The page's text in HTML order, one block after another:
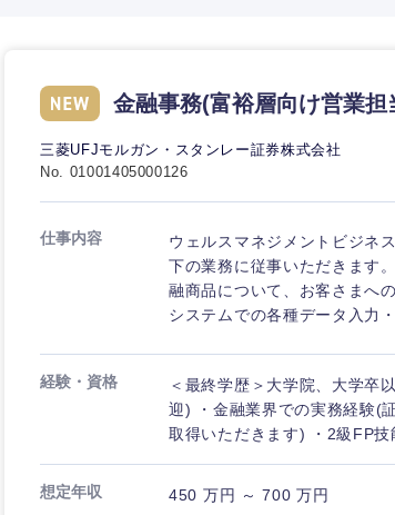
サービス
コンサルタント
事業管理
新規事業企
政策渉外
その他企
サービス
コンサルタント
自動車・機械・船舶
電気・電子・半導体
素材・化学・金属
メディカル・ヘルスケア・ライフサイエンス
倉庫・運輸・物流
小売・通販・外食
WEBサービス
秋田県 岩手県
宮城県 山形県
フリーワード
こだわり条件を入力ください
第二新
スタートアップ企業 外資系
金融事務(富裕層向け営業担
三菱UFJモルガン・スタンレー証券株式会社
No. 01001405000126
仕事内容
ウェルスマネジメントビジネ
下の業務に従事いただきます
融商品について、お客さまへ
システムでの各種データ入力
経験・資格
＜最終学歴＞大学院、大学卒
迎) ・金融業界での実務経験(
取得いただきます) ・2級FP
想定年収 450 万円 ～ 700 万円